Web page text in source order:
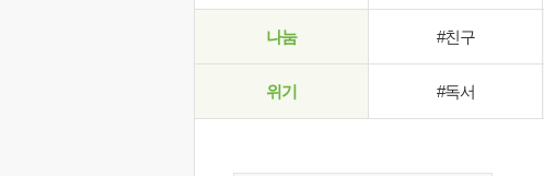
나눔 #친구
위기 #독서